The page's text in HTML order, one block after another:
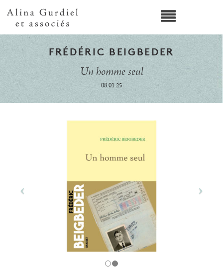
FRÉDÉRIC BEIGBEDER
Un homme seul
08.01.25